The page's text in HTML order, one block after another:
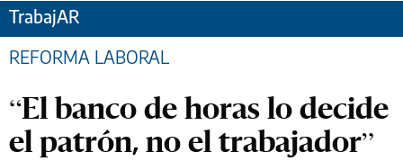
TrabajAR
REFORMA LABORAL
“El banco de horas lo decide
el patrón, no el trabajador”